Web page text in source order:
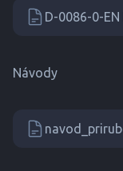
D-0086-0-
Návody